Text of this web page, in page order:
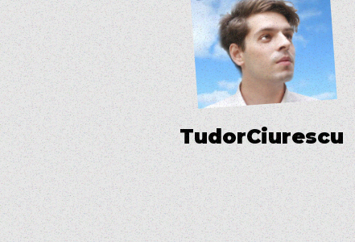
TudorCiurescu